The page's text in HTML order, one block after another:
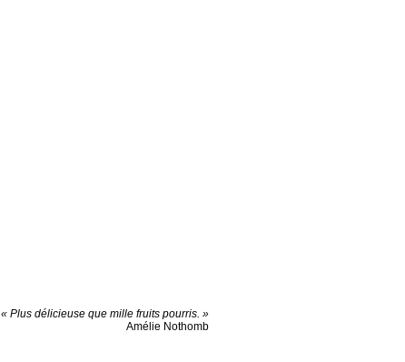
« Plus délicieuse que mille fruits pourris. »
Amélie Nothomb